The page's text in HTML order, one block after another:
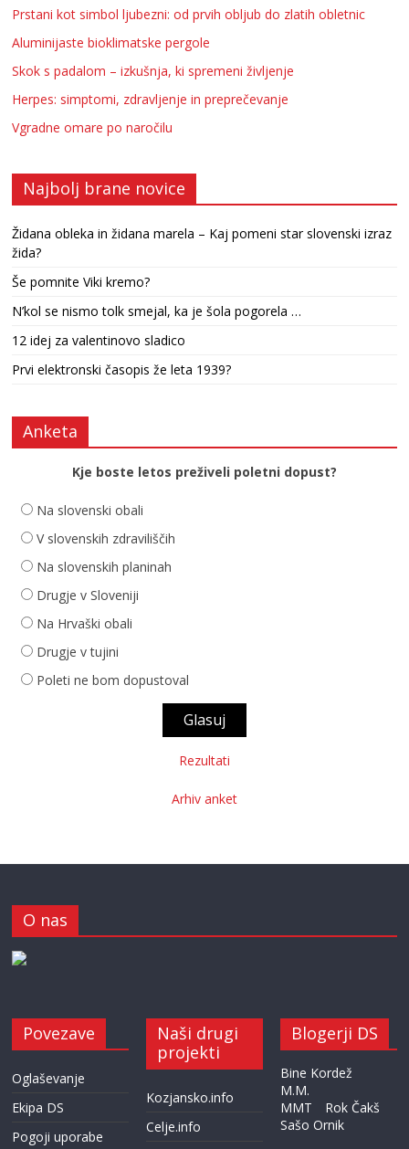
Prstani kot simbol ljubezni: od prvih obljub do zlatih obletnic
Aluminijaste bioklimatske pergole
Skok s padalom – izkušnja, ki spremeni življenje
Herpes: simptomi, zdravljenje in preprečevanje
Vgradne omare po naročilu
Najbolj brane novice
Židana obleka in židana marela – Kaj pomeni star slovenski izraz
žida?
Še pomnite Viki kremo?
N’kol se nismo tolk smejal, ka je šola pogorela …
12 idej za valentinovo sladico
Prvi elektronski časopis že leta 1939?
Anketa
Kje boste letos preživeli poletni dopust?
Na slovenski obali
V slovenskih zdraviliščih
Na slovenskih planinah
Drugje v Sloveniji
Na Hrvaški obali
Drugje v tujini
Poleti ne bom dopustoval
Rezultati
Arhiv anket
O nas
Povezave
Oglaševanje
Ekipa DS
Pogoji uporabe
Naši drugi
projekti
Kozjansko.info
Celje.info
Blogerji DS
Bine Kordež
M.M.
MMT
Rok Čakš
Sašo Ornik